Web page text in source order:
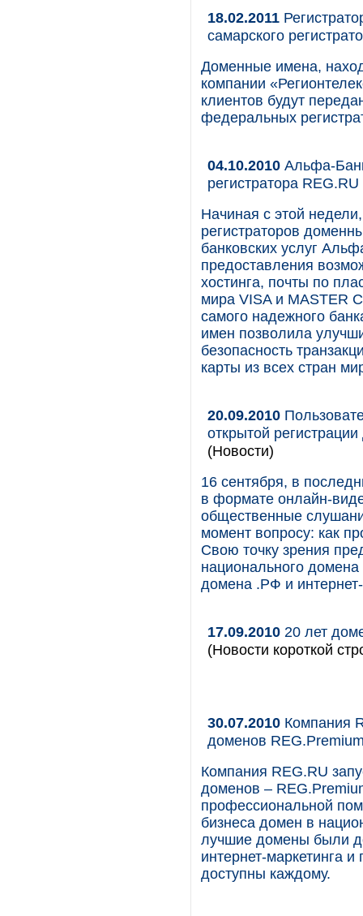
18.02.2011
самарского
Доменные имена,
компании
клиентов будут
федеральных
04.10.2010 Альфа-
регистратора REG.RU
Начиная с этой
регистраторов
банковских услуг
предоставления
хостинга, почты по
мира VISA и MASTER
самого надежного
имен позволила
безопасность
карты из всех стран
20.09.2010
открытой
(Новости)
16 сентября, в
в формате онлайн-
общественные
момент вопросу: как
Свою точку зрения
национального домена
домена .РФ и
17.09.2010 20 лет
(Новости короткой
30.07.2010 Компания
доменов
Компания REG.RU
доменов –
профессиональной
бизнеса домен в
лучшие домены были
интернет-маркетинга
доступны каждому.